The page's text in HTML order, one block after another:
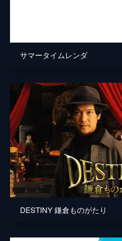
陣内翔太
陣内頼彦
陣内典子
陣内邦彦
陣内奈々
陣内克彦
陣内由美
陣内了平
陣内真緒
サマータイムレンダ
DESTINY 鎌倉ものがたり